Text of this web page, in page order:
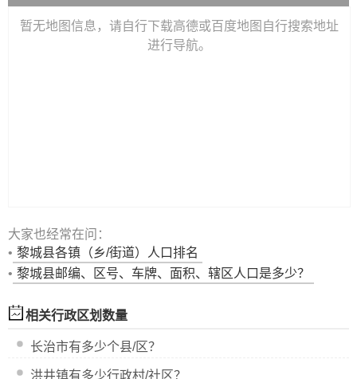
暂无地图信息，请自行下载高德或百度地图自行搜索地址
进行导航。
大家也经常在问：
• 黎城县各镇（乡/街道）人口排名
• 黎城县邮编、区号、车牌、面积、辖区人口是多少？
相关行政区划数量
长治市有多少个县/区？
洪井镇有多少行政村/社区？